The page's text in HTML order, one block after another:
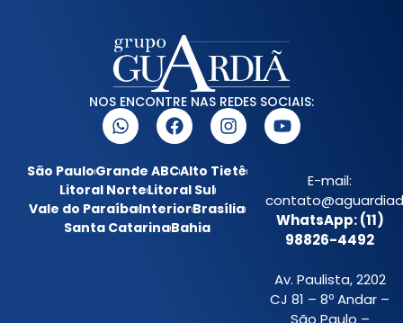
NOS ENCONTRE NAS REDES SOCIAIS:
São PauloGrande ABCAlto Tietê
Litoral NorteLitoral Sul
Vale do ParaíbaInteriorBrasília
Santa CatarinaBahia
E-mail:
WhatsApp: (11)
98826-4492
Av. Paulista, 2202
CJ 81 – 8º Andar –